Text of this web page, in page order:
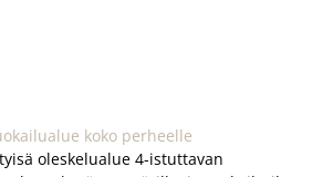
koko perheelle
oleskelualue 4-istuttavan